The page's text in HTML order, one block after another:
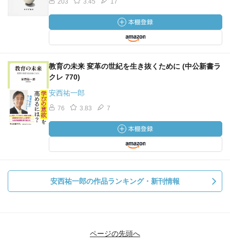
203 3.45 17
教育の未来 変革の世紀を生き抜くために (中公新書ラ
クレ 770)
安西祐一郎
76 3.83 7
安西祐一郎の作品ランキング・新刊情報
ページの先頭へ